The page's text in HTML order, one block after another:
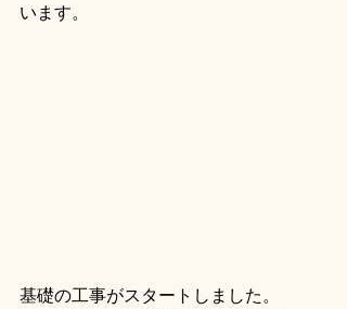
います。
基礎の工事がスタートしました。